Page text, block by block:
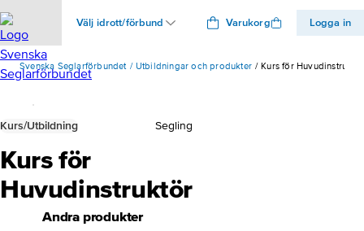
Välj idrott/förbund Varukorg Logga in
Svenska Seglarförbundet Utbildningar och produkter Kurs för Huvudinstruktör
Kurs/Utbildning Segling
Kurs för
Huvudinstruktör
Andra produkter